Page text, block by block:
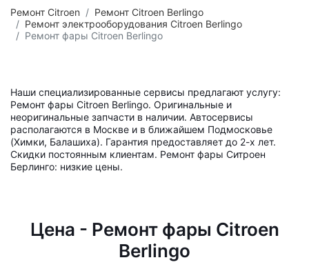
Ремонт Citroen
Ремонт Citroen Berlingo
Ремонт электрооборудования Citroen Berlingo
Ремонт фары Citroen Berlingo
Наши специализированные сервисы предлагают услугу:
Ремонт фары Citroen Berlingo. Оригинальные и
неоригинальные запчасти в наличии. Автосервисы
располагаются в Москве и в ближайшем Подмосковье
(Химки, Балашиха). Гарантия предоставляет до 2-х лет.
Скидки постоянным клиентам. Ремонт фары Ситроен
Берлинго: низкие цены.
Цена - Ремонт фары Citroen
Berlingo